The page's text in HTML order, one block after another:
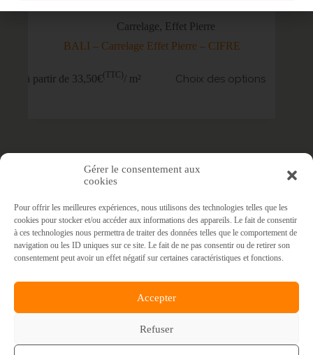
Gérer le consentement aux
cookies
Pour offrir les meilleures expériences, nous utilisons des technologies telles que les
cookies pour stocker et/ou accéder aux informations des appareils. Le fait de consentir
à ces technologies nous permettra de traiter des données telles que le comportement de
navigation ou les ID uniques sur ce site. Le fait de ne pas consentir ou de retirer son
consentement peut avoir un effet négatif sur certaines caractéristiques et fonctions.
Accepter
Refuser
Carrelage, Effet Pierre
BALI – Carrelage Effet Pierre – CIFRE
à partir de 33,50€(TTC)/ m² Choix des options
Accueil Carrelage
Qui sommes nous R Carrelage Mobile
Boutique Promotions Contact